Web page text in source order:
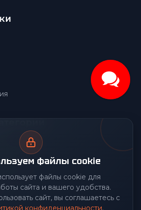
файлы cookie
файлы cookie для
сайта и вашего удобства.
сайт, вы соглашаетесь с
конфиденциальности.